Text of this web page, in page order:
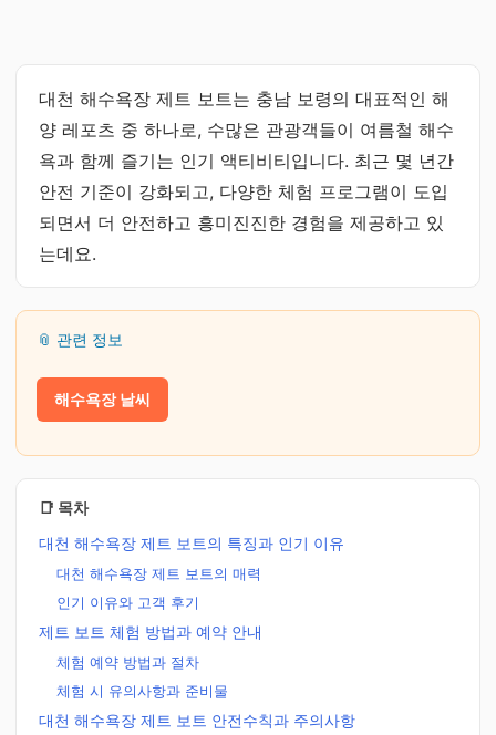
대천 해수욕장 제트 보트는 충남 보령의 대표적인 해
양 레포츠 중 하나로, 수많은 관광객들이 여름철 해수
욕과 함께 즐기는 인기 액티비티입니다. 최근 몇 년간
안전 기준이 강화되고, 다양한 체험 프로그램이 도입
되면서 더 안전하고 흥미진진한 경험을 제공하고 있
는데요.
📎 관련 정보
해수욕장 날씨
📑 목차
대천 해수욕장 제트 보트의 특징과 인기 이유
대천 해수욕장 제트 보트의 매력
인기 이유와 고객 후기
제트 보트 체험 방법과 예약 안내
체험 예약 방법과 절차
체험 시 유의사항과 준비물
대천 해수욕장 제트 보트 안전수칙과 주의사항